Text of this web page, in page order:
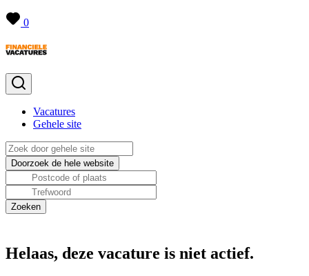
0
Vacatures
Gehele site
Helaas, deze vacature is niet actief.